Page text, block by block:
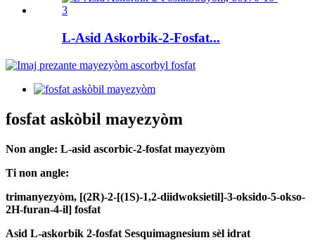
L-Asid Askorbik-2-Fosfat...
fosfat askòbil mayezyòm
Non angle: L-asid ascorbic-2-fosfat mayezyòm
Ti non angle:
trimanyezyòm, [(2R)-2-[(1S)-1,2-diidwoksietil]-3-oksido-5-okso-
2H-furan-4-il] fosfat
Asid L-askorbik 2-fosfat Sesquimagnesium sèl idrat